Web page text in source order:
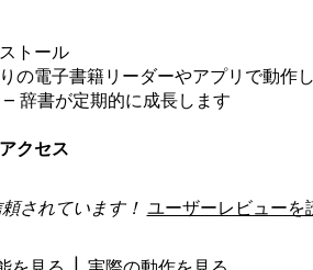
トール
の電子書籍リーダーやアプリで動作
辞書が定期的に成長します
クセス
されています！ ユーザーレビューを